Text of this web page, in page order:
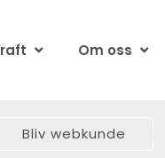
Om oss
Bliv webkunde